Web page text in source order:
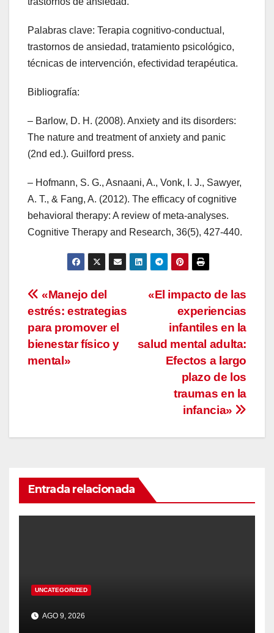
Palabras clave: Terapia cognitivo-conductual,
trastornos de ansiedad, tratamiento psicológico,
técnicas de intervención, efectividad terapéutica.
Bibliografía:
– Barlow, D. H. (2008). Anxiety and its disorders:
The nature and treatment of anxiety and panic
(2nd ed.). Guilford press.
– Hofmann, S. G., Asnaani, A., Vonk, I. J., Sawyer,
A. T., & Fang, A. (2012). The efficacy of cognitive
behavioral therapy: A review of meta-analyses.
Cognitive Therapy and Research, 36(5), 427-440.
Navegación
de
entradas
«El impacto de las
experiencias
infantiles en la
salud mental adulta:
Efectos a largo
plazo de los
traumas en la
infancia»
«Manejo del
estrés: estrategias
para promover el
bienestar físico y
mental»
Entrada relacionada
UNCATEGORIZED
AGO 9, 2026